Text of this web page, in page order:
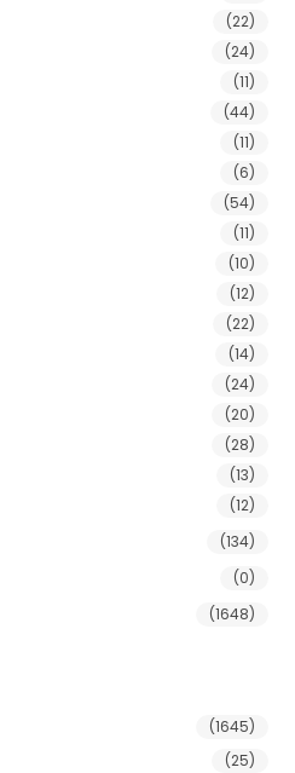
(22)
(24)
(11)
(44)
(11)
(6)
(54)
(11)
(10)
(12)
(22)
(14)
(24)
(20)
(28)
(13)
(12)
(134)
(0)
(1648)
(1645)
(25)